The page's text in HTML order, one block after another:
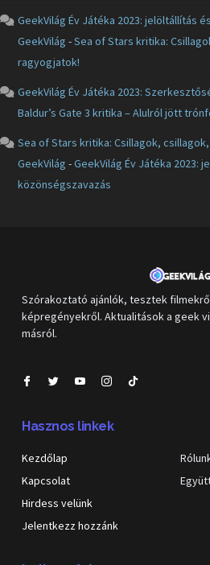
GeekVilág Év Játéka 2023: jelöltállítás
GeekVilág -Sea of Stars kritika:
ragyogjatok!
GeekVilág Év Játéka 2023:
Baldur’s Gate 3 kritika – Alulról jött
Sea of Stars kritika: Csillagok,
GeekVilág -GeekVilág Év Játéka 2023:
közönségszavazás
Szórakoztató ajánlók, tesztek
képregényekről. Aktualitások a geek
másról.
Hasznos linkek
Kezdőlap
Kapcsolat
Hirdess velünk
Jelentkezz hozzánk